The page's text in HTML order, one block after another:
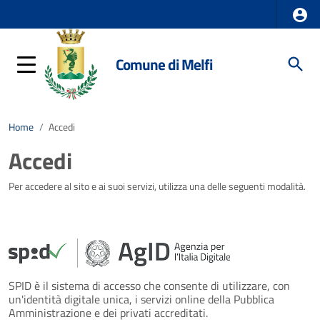
Comune di Melfi
Home / Accedi
Accedi
Per accedere al sito e ai suoi servizi, utilizza una delle seguenti modalità.
SPID è il sistema di accesso che consente di utilizzare, con
un'identità digitale unica, i servizi online della Pubblica
Amministrazione e dei privati accreditati.